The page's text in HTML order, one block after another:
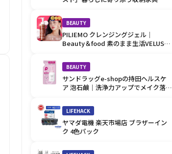
BEAUTY
PILIEMO クレンジングジェル｜
Beauty＆food 素のまま生活VELUSの
BEAUTY
サンドラッグe-shopの持田ヘルスケ
ア 泡石鹸｜洗浄力アップでメイク落と
LIFEHACK
ヤマダ電機 楽天市場店 ブラザーイン
ク 4色パック